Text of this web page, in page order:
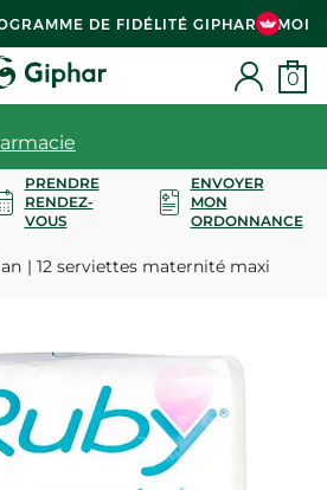
DE FIDÉLITÉ GIPHAR & MOI
0
PRENDRE
RENDEZ-
VOUS
ENVOYER
MON
ORDONNANCE
12 serviettes maternité maxi